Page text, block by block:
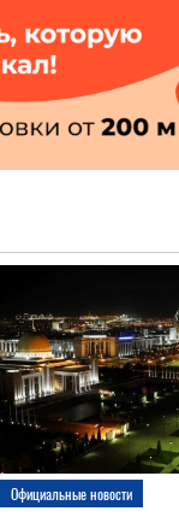
Официальные новости